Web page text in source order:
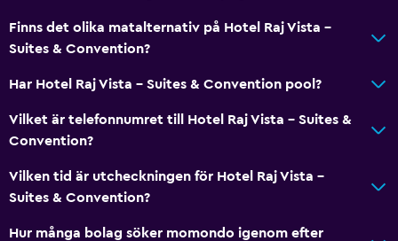
Finns det olika matalternativ på Hotel Raj Vista -
Suites & Convention?
Har Hotel Raj Vista - Suites & Convention pool?
Vilket är telefonnumret till Hotel Raj Vista - Suites &
Convention?
Vilken tid är utcheckningen för Hotel Raj Vista -
Suites & Convention?
Hur många bolag söker momondo igenom efter